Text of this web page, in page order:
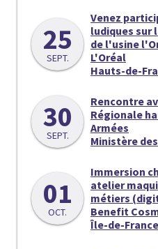
25
SEPT.
Venez
ludiques sur
de l'usine
L'Oréal
Hauts-de-
30
SEPT.
Rencontre
Régionale
Armées
Ministère
01
OCT.
Immersion
atelier
métiers
Benefit
Île-de-France